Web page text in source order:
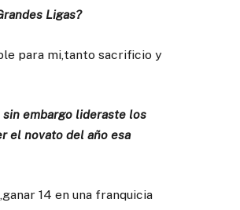
Ligas?
para mi,tanto sacrificio y
embargo lideraste los
el novato del año esa
14 en una franquicia